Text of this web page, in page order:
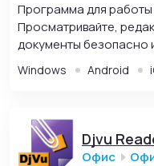
Программа для работы
Просматривайте,
документы безопасно
Windows Android
Djvu
Офис